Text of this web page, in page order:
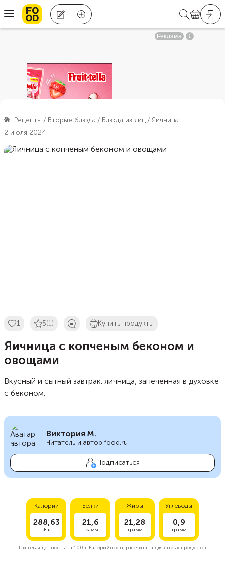
Рецепты Вторые блюда Блюда из яиц
Яичница
2 июля 2024
1 5(1) Купить продукты
Яичница с копченым беконом и
овощами
Вкусный и сытный завтрак: яичница, запеченная в духовке
с беконом.
Виктория М.
Читатель и автор food.ru
Подписаться
Калории
288,63
кКал
Белки
21,6
грамм
Жиры
21,28
грамм
Углеводы
0,9
грамм
Пищевая ценность на 100 г.Калорийность рассчитана для сырых продуктов.